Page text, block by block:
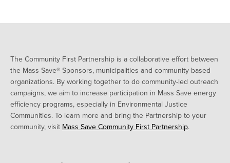
The Community First Partnership is a collaborative effort between
the Mass Save® Sponsors, municipalities and community-based
organizations. By working together to do community-led outreach
campaigns, we aim to increase participation in Mass Save energy
efficiency programs, especially in Environmental Justice
Communities. To learn more and bring the Partnership to your
community, visit Mass Save Community First Partnership.